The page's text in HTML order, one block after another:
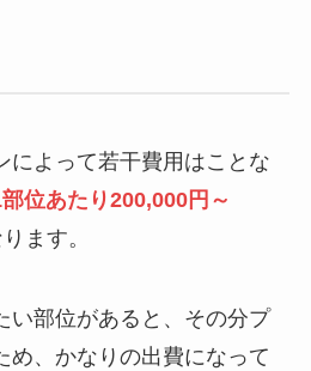
によって若干費用はことな
位あたり200,000円～
ます。
い部位があると、その分プ
め、かなりの出費になって